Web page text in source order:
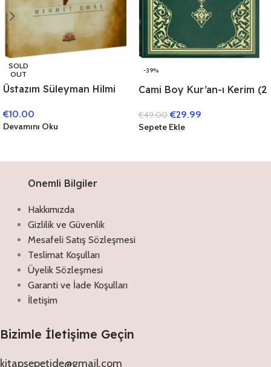
SOLD
OUT
Üstazım Süleyman Hilmi
ve Hatıralarım
€10.00
Devamını Oku
-39%
Cami Boy Kur’an-ı Kerim (2
Mühürlü),KURAN’I
KERİM,23 x 34 cm
€49.00 €29.99
Sepete Ekle
Onemli Bilgiler
Hakkımızda
Gizlilik ve Güvenlik
Mesafeli Satış Sözleşmesi
Teslimat Koşulları
Üyelik Sözleşmesi
Garanti ve İade Koşulları
İletişim
Bizimle İletişime Geçin
kitapsepetide@gmail.com